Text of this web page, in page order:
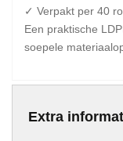
✓ Verpakt per 40
Een praktische
soepele
Extra